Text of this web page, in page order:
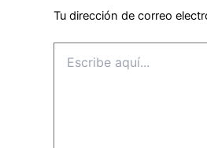
Tu dirección de correo
aquí...